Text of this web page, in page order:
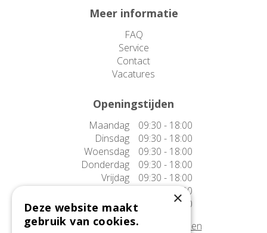
Meer informatie
FAQ
Service
Contact
Vacatures
Openingstijden
Maandag
09:30 - 18:00
Dinsdag
09:30 - 18:00
Woensdag
09:30 - 18:00
Donderdag
09:30 - 18:00
Vrijdag
09:30 - 18:00
Zaterdag
09:30 - 17:00
Zondag
10:00 - 17:00
Afwijkende openingstijden tonen
×
Deze website maakt
gebruik van cookies.